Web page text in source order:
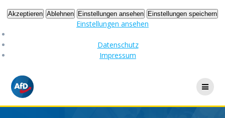
Akzeptieren Ablehnen Einstellungen ansehen Einstellungen speichern
Einstellungen ansehen
Datenschutz
Impressum